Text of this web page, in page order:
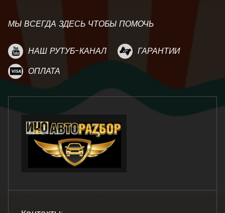
МЫ ВСЕГДА ЗДЕСЬ ЧТОБЫ ПОМОЧЬ
НАШ РУТУБ-КАНАЛ
ГАРАНТИИ
ОПЛАТА